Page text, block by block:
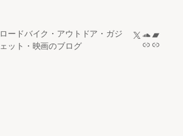
ロードバイク・アウトドア・ガジ
ェット・映画のブログ
X
リンクリンク